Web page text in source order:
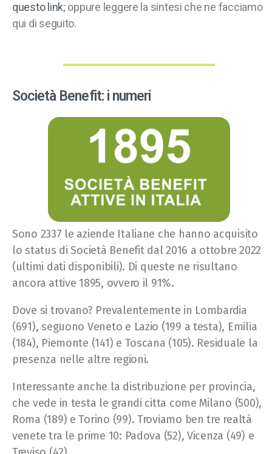
questo link; oppure leggere la sintesi che ne facciamo
qui di seguito.
Società Benefit: i numeri
Sono 2337 le aziende Italiane che hanno acquisito
lo status di Società Benefit dal 2016 a ottobre 2022
(ultimi dati disponibili). Di queste ne risultano
ancora attive 1895, ovvero il 91%.
Dove si trovano? Prevalentemente in Lombardia
(691), seguono Veneto e Lazio (199 a testa), Emilia
(184), Piemonte (141) e Toscana (105). Residuale la
presenza nelle altre regioni.
Interessante anche la distribuzione per provincia,
che vede in testa le grandi citta come Milano (500),
Roma (189) e Torino (99). Troviamo ben tre realtà
venete tra le prime 10: Padova (52), Vicenza (49) e